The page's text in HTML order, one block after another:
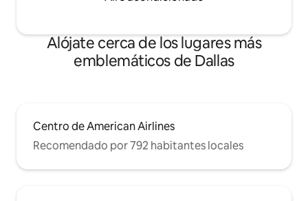
Alójate cerca de los lugares más
emblemáticos de Dallas
Centro de American Airlines
Recomendado por 792 habitantes locales